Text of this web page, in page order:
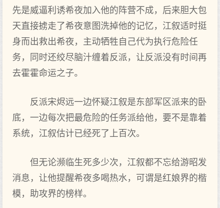
先是威逼利诱希夜加入他的阵营不成，后来胆大包
天直接掳走了希夜意图洗掉他的记忆，江叙适时挺
身而出救出希夜，主动牺牲自己代为执行危险任
务，同时还绞尽脑汁缠着反派，让反派没有时间再
去霍霍命运之子。
反派宋烬远一边怀疑江叙是东部军区派来的卧
底，一边每次把最危险的任务派给他，要不是靠着
系统，江叙估计已经死了上百次。
但无论濒临生死多少次，江叙都不忘给游昭发
消息，让他提醒希夜多喝热水，可谓是红娘界的楷
模，助攻界的榜样。